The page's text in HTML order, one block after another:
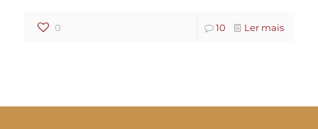
0 10 Ler mais